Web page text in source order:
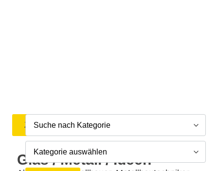
Zurück
Glas / Metall / Ideen